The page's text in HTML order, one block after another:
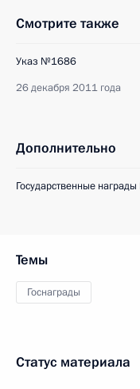
Смотрите также
Указ №1686
26 декабря 2011 года
Дополнительно
Государственные
Темы
Госнаграды
Статус материала